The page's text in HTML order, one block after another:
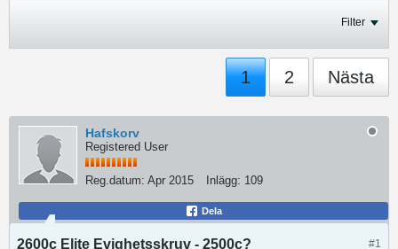
Filter
1 2 Nästa
Hafskorv
Registered User
Reg.datum: Apr 2015 Inlägg: 109
Dela
#1
2600c Elite Evighetsskruv - 2500c?